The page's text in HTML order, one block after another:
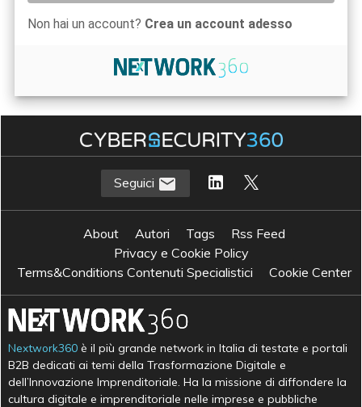
Non hai un account? Crea un account adesso
Seguici
About Autori Tags
Rss Feed
Privacy e Cookie Policy
Terms&Conditions Contenuti Specialistici
Cookie Center
Nextwork360 è il più grande network in Italia di testate e portali
B2B dedicati ai temi della Trasformazione Digitale e
dell’Innovazione Imprenditoriale. Ha la missione di diffondere la
cultura digitale e imprenditoriale nelle imprese e pubbliche